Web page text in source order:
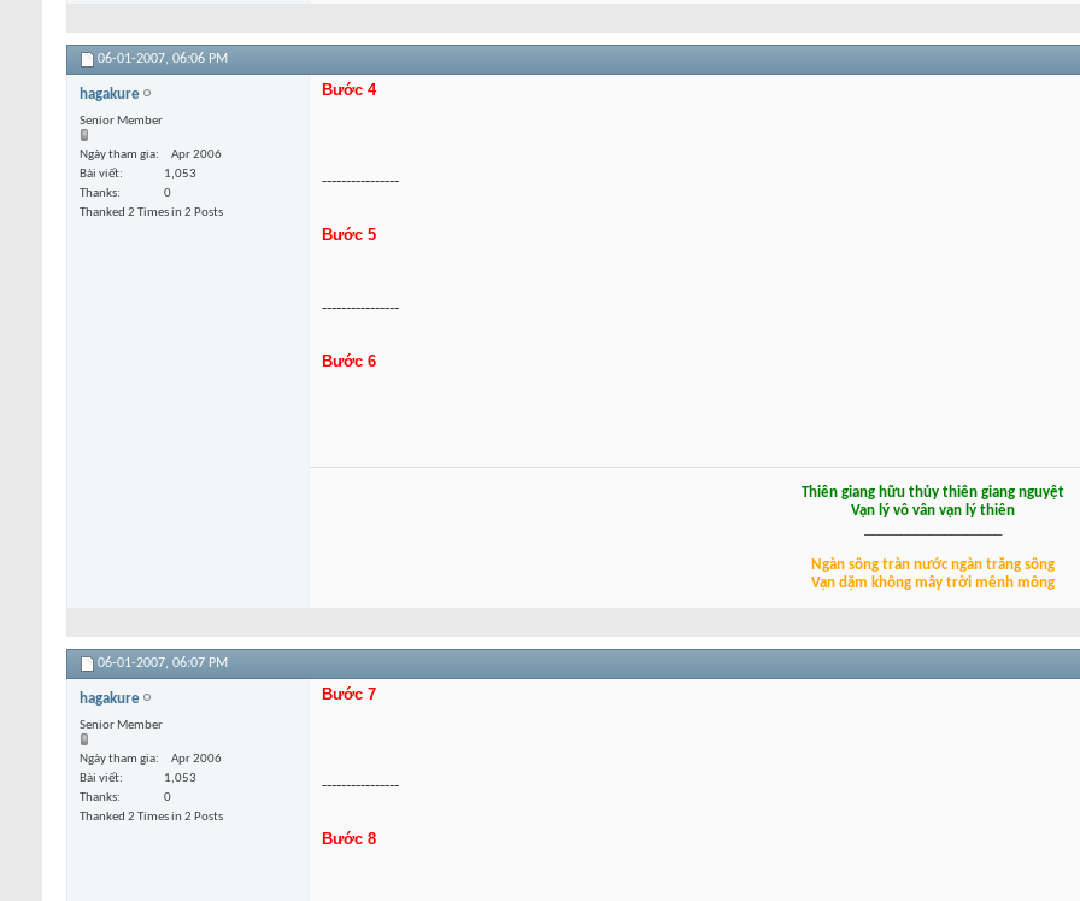
06-01-2007, 06:06 PM
hagakure
Senior Member
Ngày tham gia
Apr 2006
Bài viết
1,053
Thanks
0
Thanked 2 Times in 2 Posts
Bước 4
----------------
Bước 5
----------------
Bước 6
Thiên giang hữu thủy thiên giang nguyệt
Vạn lý vô vân vạn lý thiên
Ngàn sông tràn nước ngàn trăng sông
Vạn dặm không mây trời mênh mông
06-01-2007, 06:07 PM
hagakure
Senior Member
Ngày tham gia
Apr 2006
Bài viết
1,053
Thanks
0
Thanked 2 Times in 2 Posts
Bước 7
----------------
Bước 8